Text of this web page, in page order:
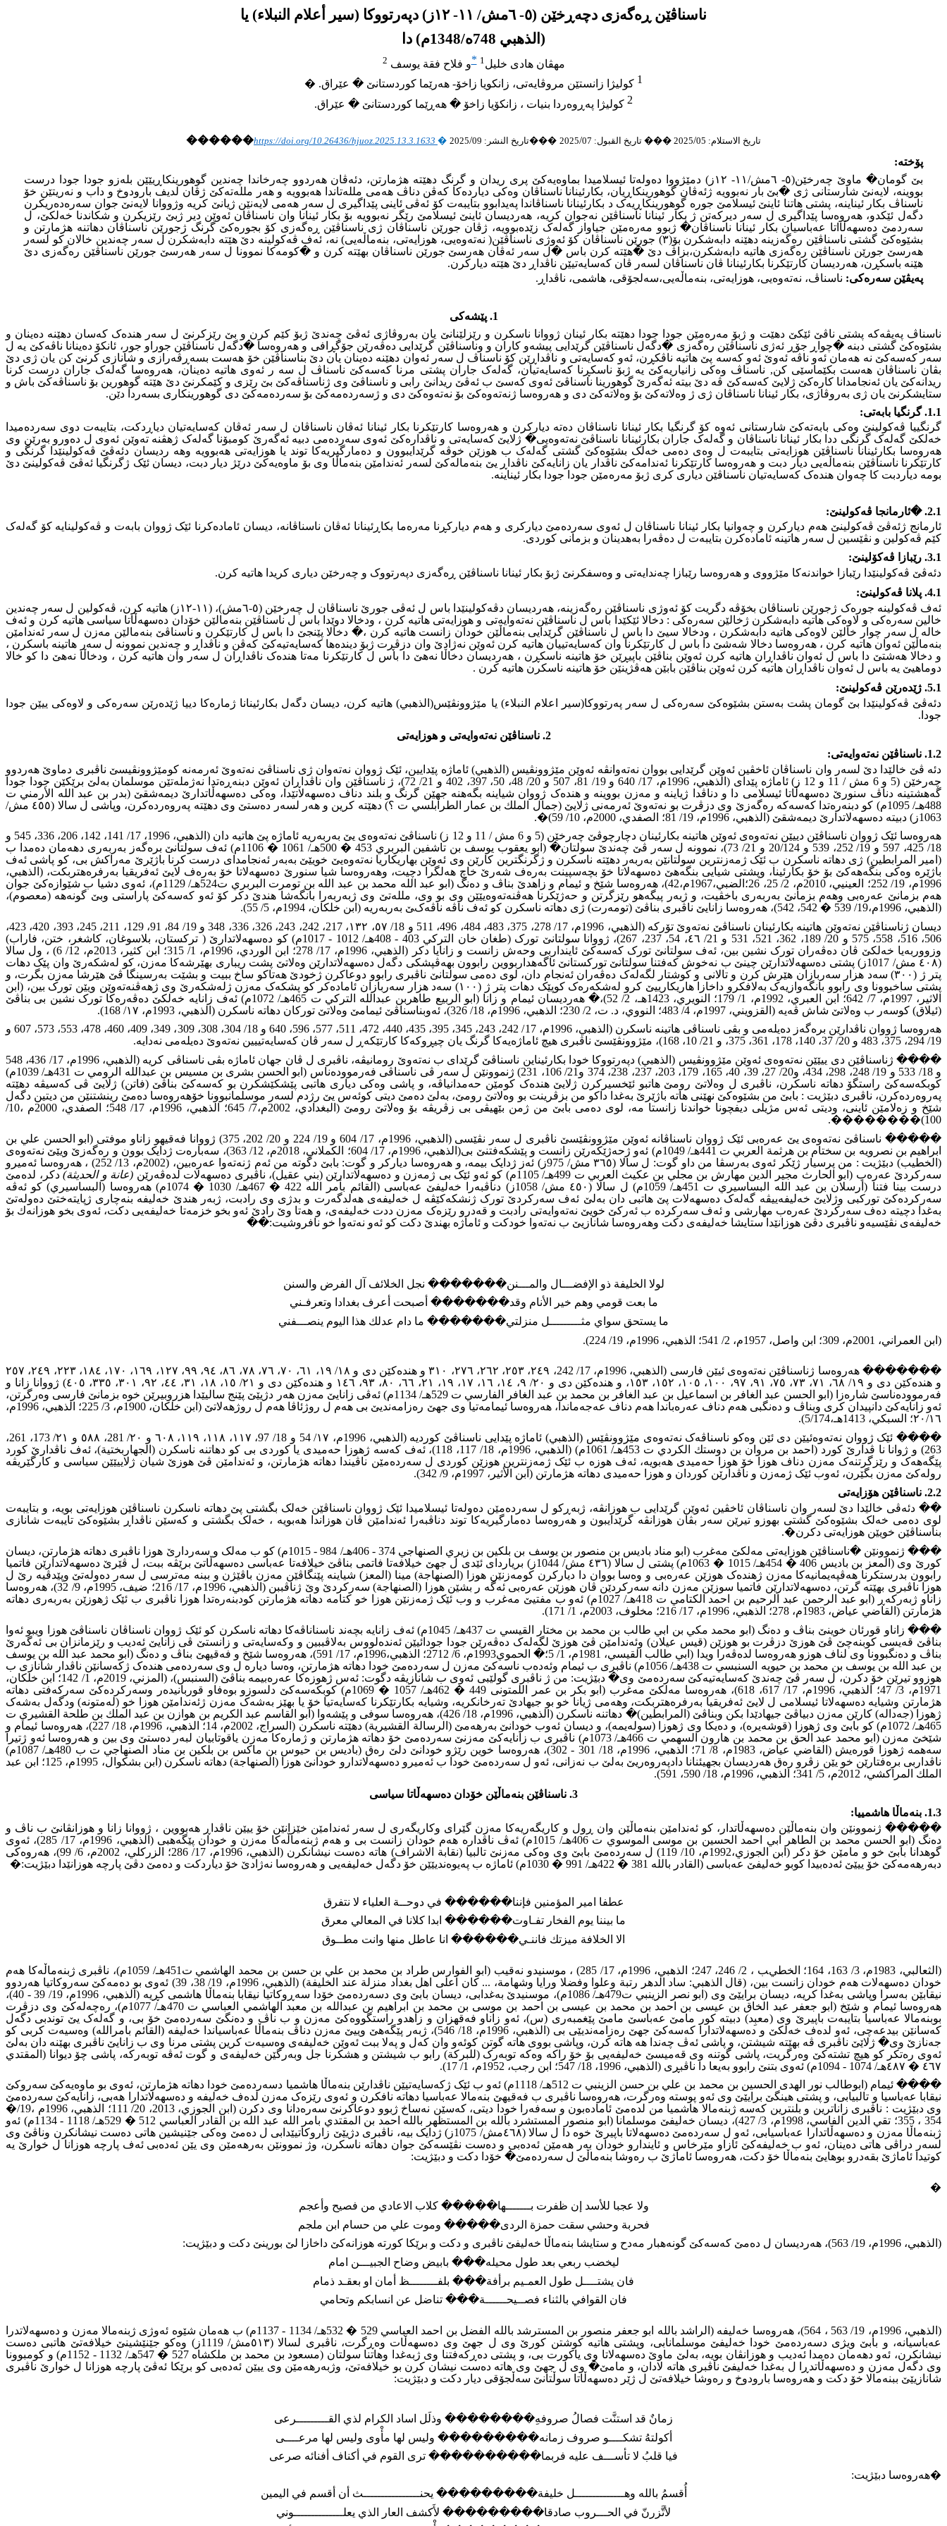
ناسناڤێن ڕەگەزى دچەڕخێن (٥- ٦مش/ ١١- ١٢ز) دپەرتووکا (سير أعلام النبلاء) یا
(الذهبي 748ه/1348م) دا
مهڤان هادى خلیل 1
*و فلاح فقة يوسف 2
1 کولیژا زانستێن مروڤایەتى، زانکویا زاخۆ- هەرێما کوردستانێ � عێراق.
�
2 کولیژا پەڕوەردا بنیات ، زانکۆیا زاخۆ � هەڕێما کوردستانێ � عێراق.
تاريخ الاستلام: 05
/
��� 2025 تاريخ القبول: 07
/
2025
���تاريخ النشر: 09
/
2025
�
https://doi.org/10.26436/hjuoz.2025.13.3.1633
������
پۆختە:
بێ گومان� ماوێ چەرخێن(٥- ٦مش/١١- ١٢ز) دمێژووا دەولەتا ئیسلامیدا بماوەیەکێ پرى ریدان و گرنگ دهێتە هژمارتن، دئەڤان هەردوو چەرخاندا چەندین گوهورینکاڕیێێن بلەزو جودا جودا درست
بووینە، لایەنێ شارستانى ژى �بێ بار نەبوویە ژئەڤان گوهورینکاڕیان، بکارئینانا ناسناڤان وەکى دیاردەکا کەڤن دناڤ هەمى مللەتاندا هەبوویە و هەر مللەتەکێ ژڤان لدیف بارودوخ و داب و نەریتێن خۆ
ناسناڤ بکار ئیناینە، پشتى هاتنا ئاینێ ئیسلامێ جورە گوهورینکاڕیەک د بکارئینانا ناسناڤاندا پەیدابوو بتایبەت کۆ ئەڤى ئاینى پێداگیرى ل سەر هەمى لایەنێن ژیانێ کریە وژووانا لایەنێ جوان سەرەدەریکرن
دگەل ئێکدو، هەروەسا پێداگیرى ل سەر دیرکەتن ژ بکار ئینانا ناسناڤێن نەجوان کریە، هەردیسان ئاینێ ئیسلامێ رێگر نەبوویە بۆ بکار ئینانا وان ناسناڤان ئەوێن دیر ژبێ رێزیکرن و شکاندنا خەلکێ، ل
سەردمێ دەسهەڵااتا عەباسیان بکار ئینانا ناسناڤان� ژبوو مەرەمێن جیاواز گەلەک زێدەبوویە، ژڤان جورێن ناسناڤان ژى ناسناڤێن ڕەگەزى کۆ بجورەکێ گرنگ ژجورێن ناسناڤان دهاتنە هژمارتن و
بشێوەکێ گشتى ناسناڤێن رەگەزینە دهێنە دابەشکرن بۆ(٣) جورێن ناسناڤان کۆ ئەوژى ناسناڤێن( نەتەوەیی، هوزایەتى، بنەماڵەیی) نە، ئەف ڤەکولینە دێ هێتە دابەشکرن ل سەر چەندین خالان کو لسەر
هەرسێ جورێن ناسناڤێن رەگەزى هاتیە دابەشکرن،بزاڤ دێ �هێتە کرن باس �ل سەر ئەڤان هەرسێ جورێن ناسناڤان بهێتە کرن و �کومەکا نموونا ل سەر هەرسێ جورێن ناسناڤێن رەگەزى دێ
هێنە باسکڕن، هەردیسان کارتێکرنا بکارئینانا ڤان ناسناڤان لسەر ڤان کەسایەتیێن ناڤداڕ دێ هێتە دیارکرن.
پەیڤێن سەرەکى: ناسناڤ، نەتەوەیی، هوزایەتى، بنەماڵەیی،سەلجۆقى، هاشمى، ناڤداڕ.
1. پێشەکى
ناسناڤ پەیڤەکە پشتى ناڤێ ئێکێ دهێت و ژبۆ مەرەمێن جودا جودا دهێتە بکار ئینان ژووانا ناسکرن و رێزلێنانێ یان بەروڤاژى ئەڤێ چەندێ ژبۆ کێم کرن و بێ رێزکرنێ ل سەر هندەک کەسان دهێنە دەینان و
بشێوەکێ گشتى دبنە �چواڕ جۆڕ ئەژى ناسناڤێن رەگەزى �دگەل ناسناڤێن گرێدایی پیشەو کاران و وناسناڤێن گرێدایى دەڤەرێن جۆگڕافى و هەروەسا �دگەل ناسناڤێن جوراو جور، ئانکۆ دەینانا ناڤەکێ یە ل
سەر کەسەکێ نە هەمان ئەو ناڤە ئەوێ ئەو کەسە پێ هاتیە ناڤکڕن، ئەو کەسایەتى و ناڤداڕێن کۆ ناسناڤ ل سەر ئەوان دهێنە دەینان یان دێ بناسناڤێن خۆ هەست بسەڕڤەرازى و شانازى کرنێ کن یان ژى دێ
بڤان ناسناڤان هەست بکێماسێى کن, ناسناڤ وەکى زانیاریەکێ یە ژبۆ ناسکڕنا کەسایەتیان، گەلەک جاران پشتى مرنا کەسەکێ ناسناڤ ل سە ر ئەوى هاتیە دەینان، هەروەسا گەلەک جاران درست کرنا
ریدانەکێ یان ئەنجامدانا کارەکێ ژلایێ کەسەکێ ڤە دێ بیتە ئەگەرێ گوهورینا ناسناڤێ ئەوى کەسێ ب ئەڤێ ریدانێ رابى و ناسناڤێ وى ژناسناڤەکێ بێ رێزى و کێمکرنێ دێ هێتە گوهورین بۆ ناسناڤەکێ باش و
ستایشکرنێ یان ژى بەروڤاژى، بکار ئینانا ناسناڤان ژى ژ وەلاتەکێ بۆ وەلاتەکێ دى و هەروەسا ژنەتەوەکێ بۆ نەتەوەکێ دى و ژسەردەمەکێ بۆ سەردەمەکێ دى گوهورینکارى بسەردا دێن.
1.1. گرنگیا بابەتى:
گرنگییا ڤەکولینێ وەکى بابەتەکێ شارستانى ئەوە کۆ گرنگیا بکار ئینانا ناسناڤان دەتە دیارکرن و هەروەسا کارتێکرنا بکار ئینانا ئەڤان ناسناڤان ل سەر ئەڤان کەسایەتیان دیاڕدکت، بتایبەت دوى سەردەمیدا
خەلکێ گەلەک گرنگى ددا بکار ئینانا ناسناڤان و گەلەک جاران بکارئینانا ناسناڤێ نەتەوەیی� ژلایێ کەسایەتى و ناڤدارەکێ ئەوى سەردەمى دبیە ئەگەرێ کومبۆنا گەلەک ژهڤنە تەوێن ئەوى ل دەورو بەرێن وى
هەروەسا بکارئینانا ناسناڤێن هوزایەتى بتایبەت ل وەى دەمى خەلک بشێوەکێ گشتى گەلەک ب هوزێن خوڤە گرێدایبوون و دەمارگیریەکا توند یا هوزایەتى هەبوویە وهە ردیسان دئەڤێ ڤەکولینێدا گرنگى و
کارتێکرنا ناسناڤێن بنەماڵەیی دیار دبت و هەروەسا کارتێکرنا ئەندامەکێ ناڤدار یان زانایەکێ ناڤداڕ یێ بنەمالەکێ لسەر ئەندامێن بنەماڵا وى بۆ ماوەیەکێ درێژ دیار دبت، دیسان ئێک ژگرنگیا ئەڤێ ڤەکولینێ دێ
بومە دیاردبت کا چەوان هندەک کەسایەتیان ناسناڤێن دیارى کرى ژبۆ مەرەمێن جودا جودا بکار ئیناینە.
2.1. �ئارمانجا ڤەکولینێ:
ئارمانج ژئەڤێ ڤەکولینێ هەم دیارکرن و چەوانیا بکار ئینانا ناسناڤان ل ئەوى سەردەمێ دیارکرى و هەم دیارکڕنا مەرەما بکاڕئینانا ئەڤان ناسناڤانە، دیسان ئامادەکرنا ئێک ژووان بابەت و ڤەکولینایە کۆ گەلەک
کێم ڤەکولین و نڤێسین ل سەر هاتینە ئامادەکرن بتایبەت ل دەڤەرا بەهدینان و بزمانی کوردى.
3.1. رێبازا ڤەکۆلینێ:
دئەڤێ ڤەکولینێدا رێبازا خواندنەکا مێژووى و هەروەسا رێبازا چەندایەتى و وەسفکرنێ ژبۆ بکار ئینانا ناسناڤێن ڕەگەزى دپەرتووک و چەرخێن دیارى کریدا هاتیە کرن.
4.1. پلانا ڤەکولینێ:
ئەف ڤەکولینە جورەک ژجورێن ناسناڤان بخۆڤە دگریت کۆ ئەوژى ناسناڤێن رەگەزینە، هەردیسان دڤەکولینێدا باس ل ئەڤى جورێ ناسناڤان ل چەرخێن (٥-٦مش)، (١١-١٢ز) هاتیە کرن، ڤەکولین ل سەر چەندین
خالین سەرەکى و لاوەکى هاتیە دابەشکرن ژخالێن سەرەکى : دخالا ئێکێدا باس ل ناسناڤێن نەتەوایەتى و هوزایەتى هاتیە کرن ، ودخالا دوێدا باس ل ناسناڤێن بنەمالێن خۆدان دەسهەڵاتا سیاسى هاتیە کرن و ئەف
خالە ل سەر چوار خالێن لاوەکى هاتیە دابەشکرن ، ودخالا سیێ دا باس ل ناسناڤێن گرێدایی بنەماڵێن خودان زانست هاتیە کرن ،� دخالا پێنجێ دا باس ل کارتێکرن و ناسناڤێ بنەمالێن مەزن ل سەر ئەندامێن
بنەماڵێن ئەوان هاتیە کرن ، هەروەسا دخالا شەشێ دا باس ل کارتێکرنا وان کەسایەتییان هاتیە کرن ئەوێن نەژادێ وان دزڤڕت ژبۆ دیندەها کەسایەتیەکێ کەڤن و ناڤداڕ و چەندین نموونە ل سەر هاتینە باسکرن ،
و دخالا هەشتێ دا باس ل ئەوان ناڤداڕان هاتیە کرن ئەوێن بناڤێن باپیڕێن خۆ هاتینە ناسکڕن ، هەردیسان دخاڵا نەهێ دا باس ل کارتێکرنا مەتا هندەک ناڤداڕان ل سەر وان هاتیە کرن ، ودخاڵا نەهێ دا کو خالا
دوماهیێ یە باس ل ئەوان ناڤداڕان هاتیە کرن ئەوێن بناڤێن بابێن هەڤژینێن خۆ هاتینە ناسکرن هاتیە کرن .
5.1. ژێدەرێن ڤەکولینێ:
دئەڤێ ڤەکولینێدا بێ گومان پشت بەستن بشێوەکێ سەرەکى ل سەر پەرتووکا(سير اعلام النبلاء) یا مێژوونڤێس(الذهبي) هاتیە کرن، دیسان دگەل بکارئینانا ژمارەکا دییا ژێدەرێن سەرەکى و لاوەکى ییێن جودا
جودا.
2. ناسناڤێن نەتەوایەتى و هوزایەتى
1.2. ناسناڤێن نەتەوایەتى:
دئه ڤێ خالێدا دێ لسەر وان ناسناڤان ئاخڤین ئەوێن گرێدایى بووان نەتەوانڤە ئەوێن مێژوونڤیس (الذهبي) ئاماژە پێدایین، ئێک ژووان نەتەوان ژى ناسناڤێ نەتەوێ ئەرمەنە کومێژوونڤیسێ ناڤبرى دماوێ هەردوو
چەرخێن (5 و 6 مش / 11 و 12 ز) ئاماژە پێداى (الذهبي، 1996م، 17/ 640 و 19/ 81، 507 و 20/ 48، 50، 397، 402 و 21/ 72)، ژ ناسناڤێن وان ناڤداڕان ئەوێن دبنەڕەتدا نەژملەتێن موسلمان بەلێ برێکێن جودا جودا
گەهشتینە دناڤ سنورێ دەسهەڵاتا ئیسلامى دا و دناڤدا ژیاینە و مەزن بووینە و هندەک ژووان شیاینە بگەهنە جهێن گرنگ و بلند دناف دەسهەلاتێدا، وەکى دەسهەڵاتدارێ دیمەشقێ (بدر بن عبد الله الأرمني ت
488هـ/ 1095م) کو دبنەرەتدا کەسەکە رەگەزێ وى دزڤرت بو نەتەوێ ئەرمەنى ژلایێ (جمال الملك بن عمار الطرابلسي ت ؟) دهێتە کرین و هەر لسەر دەستێ وى دهێتە پەروەردەکرن، وپاشى ل سالا (٤٥٥ مش/
1063ز) دبیتە دەسهەلاتدارێ دیمەشقێ (الذهبي، 1996م، 19/ 81؛ الصفدي، 2000م، 10/ 59)
.�
هەروەسا ئێک ژووان ناسناڤێن دییێن نەتەوەى ئەوێن هاتینە بکارئینان دچارچوڤێ چەرخێن (5 و 6 مش / 11 و 12 ز) ناسناڤێ نەتەوەى یێ بەربەریە ئاماژە پێ هاتیە دان (الذهبي، 1996، 17/ 141، 142، 206، 336، 545 و
18/ 425، 597 و 19/ 252، 539 و 20/124 و 21/ 73)، نموونە ل سەر ڤێ چەندێ سولتان� (ابو يعقوب يوسف بن تاشفين البربري 453 � 500هـ/ 1061 � 1106م) ئەف سولتانێ برەگەز بەربەرى دهەمان دەمدا ب
(امير المرابطين) ژى دهاتە ناسکرن ب ئێک ژمەزنترین سولتانێن بەربەر دهێتە ناسکرن و ژگرنگترین کارێن وى ئەوێن بهاریکاریا نەتەوەیێ خویێێ بەبەر ئەنجامدای درست کرنا باژێرێ مەراکش بى، کو پاشى ئەف
باژێرە وەکى بنگەهەکێ بۆ خۆ بکارئینا، وپشتى شیایى بنگەهێ دەسهەلاتا خۆ بچەسپینت بەرەف شەرێ خاچ هەلگرا دچیت، وهەروەسا شیا سنورێ دەسهەلاتا خۆ بەرەف لایێ ئەفریقیا بەرفرەهتربکت، (الذهبي،
1996م، 19/ 252؛ العينيي، 2010م، 2/ 25، 26؛الضبي،1967م،42)، هەروەسا شێخ و ئیمام و زاهدێ بناڤ و دەنگ (ابو عبد الله محمد بن عبد الله بن تومرت البربري ت524هـ/ 1129م)، ئەوى دشیا ب شێوازەکێ جوان
هەم بزمانێ عەرەبى وهەم بزمانێ بەربەرى باخڤیت، و ژبەر پیگەهو رێزگرتن و حەژێکرنا هەڤنەتەوەیێێن وى بو وى، مللەتێ وى ژبەربەرا بانگەشا هندێ دکر کۆ ئەو کەسەکێ پاراستی وبێ گونەهە (معصوم)،
(الذهبي، 1996م،19/ 539 � 542، 542)، هەروەسا زانایێ ناڤبرى بناڤێ (تومەرت) ژى دهاتە ناسکرن کو ئەف ناڤە ناڤەکێ بەربەریە (ابن خلكان، 1994م، 5/ 55)
.
دیسان ژناسناڤێن نەتەوێن هاتینە بکارئینان ناسناڤێ نەتەوێ تۆرکە (الذهبي، 1996م، 17/ 278، 375، 483، 484، 496، 511 و 18/ ٥٧، ١٣٢، 217، 242، 243، 326، 336، 348 و 19/ 84، 91، 129، 211، 245، 393، 420، 423،
506، 516، 558، 575 و 20/ 189، 362، 521، 531 و 21/ ٤٦، 54، 237، 267)، ژووانا سولتانێ تورک (طغان خان التركي 403 - 408هـ/ 1012 - 1017م) کو دەسهەلاتدارێ ( تركستان، بلاسوغان، كاشغر، ختن، فاراب)
وزووربەیا خەلکێ ڤان دەڤەران تورک نشین بین، ئەف سولتانێ تورک کەسەکێ ئاینداربى وحەش زانست و زانایا دکر (الذهبي، 1996م، 17/ 278؛ ابن الوردي، 1996م، 1/ 315؛ ابن كثير، 2013م، 12/ 6) ، ول سالا
(٤٠٨ مش/ 1017ز) پشتى دەسهەلاتدارێن چینێ ب نەخوش کەفتنا سولتانێ تورکستانێ ئاگەهداربووین رابوون بهەڤپشکى دگەل دەسهەلاتدارێن وەلاتێ پشت ریبارى بهێرشەکا مەزن، کو لەشکەرێ وان پێک دهات
پتر ژ (٣٠٠) سەد هزار سەربازان هێرش کرن و تالانى و کوشتار لگەلەک دەڤەران ئەنجام دان، لوى دەمى سولتانێ ناڤبرى رابوو دوعاکرن ژخودێ هەتاکو ساخ ببیت و بشێت بەرسینگا ڤێ هێرشا مەزن بگرت، و
پشتى ساخبوونا وى رابوو بانگەوازیەک بەلافکرو داخازا هاریکارییێ کرو لەشکەرەک کوپێک دهات پتر ژ (١٠٠) سەد هزار سەربازان ئامادەکر کو پشکەک مەزن ژلەشکەرێ وى ژهەڤنەتەوێن ویێن تورک بین، (ابن
الاثير، 1997م، 7/ 642؛ ابن العبري، 1992م، 1/ 179؛ النويري، 1423هـ، 2/ 52)،� هەردیسان ئیمام و زانا (ابو الربيع طاهربن عبدالله التركي ت 465هـ/ 1072م) ئەف زانایە خەلکێ دەڤەرەکا تورک نشین بى بناڤێ
(ئیلاق) کوسەر ب وەلاتێ شاش ڤەیە (القزويني، 1997م، 4/ 483؛ النووي، د. ت، 2/ 230؛ الذهبي، 1996م، 18/ 326)، ئەوبناسناڤێ ئیمامێ وەلاتێ تورکان دهاتە ناسکرن (الذهبي، 1993م، ١٧/ 168)
.
هەروەسا ژووان ناڤدارێن برەگەز دەیلەمى و بڤى ناسناڤى هاتینە ناسکرن (الذهبي، 1996م، 17/ 242، 243، 345، 395، 435، 440، 472، 511، 577، 596، 640 و 18/ 304، 308، 309، 349، 409، 460، 478، 553، 573، 607 و
19/ 294، 375، 483 و 20/ 37، 140، 178، 361، 375، و 21/ 10، 168)، مێژوونڤێسێ ناڤبرى هیچ ئاماژەیەکا گرنگ یان چیڕوکەکا کارتێکەڕ ل سەر ڤان کەسایەتییین نەتەوێ دەیلەمى نەدایە
.
���� ژناسناڤێن دى ییێێن نەتەوەى ئەوێن مێژوونڤیس (الذهبي) دپەرتووکا خودا بکارئیناین ناسناڤێ گرێداى ب نەتەوێ رومانیڤە، ناڤبرى ل ڤان جهان ئاماژە بڤى ناسناڤى کریە (الذهبي، 1996م، 17/ 436، 548
و 18/ 533 و 19/ 248، 298، 434، و20/ 27، 39، 40، 165، 179، 203، 237، 238، 374 و21/ 106، 231) ژنموونێن ل سەر ڤى ناسناڤى فەرموودەناس (ابو الحسن بشرى بن مسيس بن عبدالله الرومي ت 431هـ/ 1039م)
کوبکەسەکێ راستگۆ دهاتە ناسکرن، ناڤبرى ل وەلاتێ رومێ هاتبو ئێخسیرکرن ژلایێ هندەک کومێن حەمدانیاڤە، و پاشى وەکى دیارى هاتبى پێشکێشکرن بو کەسەکێ بناڤێ (فاتن) ژلایێ ڤى کەسیڤە دهێتە
پەروەردەکرن، ناڤبرى دبێژیت : بابێ من بشێوەکێ نهێنى هاتە باژێرێ بەغدا داکو من بزڤرینت بو وەلاتێ رومێ، بەلێ دەمێ دیتى کوئەس یێ رژدم لسەر موسلمانبوونا خۆهەروەسا دەمێ رینشتنێن من دیتین دگەل
شێخ و زەلامێن ئاینى، ودیتى ئەس مژیلى دیفچونا خواندنا زانستا مە، لوى دەمى بابێ من ژمن بێهیڤی بى زڤریڤە بۆ وەلاتێ رومێ (البغدادي، 2002م،7/ 645؛ الذهبي، 1996م، 17/ 548؛ الصفدي، 2000م ،10/
100)
.��������
����� ناسناڤێ نەتەوەى یێ عەرەبى ئێک ژووان ناسناڤانە ئەوێن مێژوونڤێسێ ناڤبرى ل سەر نڤێسى (الذهبي، 1996م، 17/ 604 و 19/ 224 و 20/ 202، 375) ژووانا فەقیهو زاناو موفتى (ابو الحسن علي بن
ابراهيم بن نصرويه بن سختام بن هرثمة العربي ت 441هـ/ 1049م) ئەو ژحەژێکەرێن زانست و پێشکەفتنێ بى(الذهبي، 1996م، 17/ 604؛ الكملاني، 2018م، 12/ 363)، سەبارەت ژدایک بوون و رەگەزێ ویێێ نەتەوەى
(الخطيب) دبێژیت : من پرسیار ژێکر ئەوى بەرسڤا من داو گوت: ل سالا (٣٦٥ مش/ 975ز) ئەز ژدایک بیمە، و هەروەسا دیارکر و گوت: بابێ دگوتە من ئەم ژنەتەوا عەرەبین، (2002م، 13/ 252) ، هەروەسا ئەمیرو
سەرکردێ عەرەب (ابو الحارث مجير الدين مهارش بن مجلي بن عكيث العربي ت 499هـ/ 1105م) کو ئەو ئێک بى ژمەزن و دەسهەلاتدارێن (بني عقيل)، ناڤبرى دەسهەلات لدەڤەرێن
(عانة و الحديثة)دکر، لدەمێ
درست بینا فتنا (أرسلان بن عبد الله البساسيري ت 451هـ/ 1059م) ل سالا (٤٥٠ مش/ 1058ز) دناڤبەرا خەلیفێ عەباسى (القائم بأمر الله 422 � 467هـ/ 1030 � 1074م) هەروەسا (البساسيري) کو ئەڤە
سەرکردەکێ تورکبى وژلایێ خەلیفەییڤە گەلەک دەسهەلات پێ هاتبى دان بەلێ ئەف سەرکردێ تورک ژنشکەکێڤە ل خەلیفەى هەلدگەرت و بدژى وى رادبت، ژبەر هندێ خەلیفە بنەچارى ژپایتەختێ دەولەتێ
بەغدا دچیتە دەف سەرکردێ عەرەب مهارشى و ئەف سەرکردە ب ئەرکێ خویێ نەتەوایەتى رادبت و قەدرو رێزەک مەزن ددت خەلیفەى، و هەتا وێ رادێ ئەو بخو خزمەتا خەلیفەیى دکت، ئەوى بخو هوزانەك بۆ
خەلیفەى نڤێسیەو ناڤبرى دڤێ هوزانێدا ستایشا خەلیفەى دکت وهەروەسا شانازیێ ب نەتەوا خودکت و ئاماژه بهندێ دکت کو ئەو نەتەوا خو نافروشیت:��
لولا الخليفة ذو الإفضـــال والمـــنن������� نجل الخلائف آل الفرض والسنن
ما بعت قومي وهم خير الأنام وقد������� أصبحت أعرف بغدادا وتعرفـني
ما يستحق سواي مثـــــــــل منزلتي������� ما دام عدلك هذا اليوم ينصـــفني
(ابن العمراني، 2001م، 309؛ ابن واصل، 1957م، 2/ 541؛ الذهبي، 1996م، 19/ 224).
������� هەروەسا ژناسناڤێن نەتەوەى ئیێن فارسى (الذهبي، 1996م، 17/ 242، ٢٤٩، ٢٥٣، ٢٦٢، ٢٧٦، ٣١٠ و هندەكێن دى و ١٨/ ١٩، ٦١، ٧٠، ٧٦، ٧٨، ٨٦، ٩٤، ٩٩، ١٢٧، ١٦٩، ١٧٠، ١٨٤، ٢٢٣، ٢٤٩، ٢٥٧
و هندەكێن دى و ١٩/ ٦٨، ٧١، ٧٣، ٧٥، ٩١، ٩٧، ١٠٠، ١٠٥، ١٥٢، ١٥٣، و هندەكێن دى و ٢٠/ ٩، ١٤، ١٦، ١٧، ١٩، ٢١، ٦٦، ٨٠، ٩٣، ١٤٦ و هندەكێن دى و ٢١/ ١٥، ١٨، ٣١، ٤٤، ٩٢، ٣٠١، ٣٣٥، ٤٠٥) ژووانا زانا و
فەرموودەناسێ شارەزا (ابو الحسن عبد الغافر بن اسماعيل بن عبد الغافر بن محمد بن عبد الغافر الفارسي ت 529هـ/ 1134م) ئەڤى زانایێ مەزن هەر دژیێێ پێنج سالیێدا هزروبیرێن خوە بزمانێ فارسى وەرگرتن،
ئەو زانایەکێ دانپیدان کری وبناڤ و دەنگبى هەم دناف عەرەباندا هەم دناف عەجەماندا، هەروەسا ئیمامەتیا وى جهێ رەزامەندیێ بى هەم ل روژئاڤا هەم ل روژهەلاتێ (ابن خلكان، 1900م، 3/ 225؛ الذهبي، 1996م،
٢٠/١٦؛ السبكي، 1413هـ،5/174)
.
���� ئێک ژووان نەتەوەئیێن دى ئێن وەکو ناسناڤەک نەتەوەى مێژوونڤێس (الذهبي) ئاماژە پێدایى ناسناڤێ کوردیە (الذهبي، 1996م، ١٧/ 54 و 18/ 97، ١١٧، ١١٨، ١١٩، ٦٠٨ و ٢٠/ 281، ٥٨٨ و ٢١/ 173، 261،
263) و ژوانا نا ڤدارێ کورد (احمد بن مروان بن دوستك الكردي ت 453هـ/ 1061م) (الذهبي، 1996م، 18/ 117، 118)، ئەف کەسە ژهوزا حەمیدى یا کوردى بى كو دهاتنە ناسکرن (الجهاربختية)، ئەف ناڤدارێ کورد
پێگەهەک و رێزگرتنەک مەزن دناف هوزا خۆ هوزا حەمیدى هەبویە، ئەف هوزە ب ئێک ژمەزنترین هوزێن کوردى ل سەردەمێن ناڤیندا دهاتە هژمارتن، و ئەندامێن ڤێ هوزێ شیان ژلاییێێن سیاسى و کارگێریڤە
رولەکێ مەزن بگێرن، ئەوب ئێک ژمەزن و ناڤدارێن کوردان و هوزا حەمیدى دهاتە هژمارتن (ابن الأثير، 1997م، 9/ 342)
.
2.2. ناسناڤێن هۆزایەتى
�� دئەڤى خالێدا دێ لسەر وان ناسناڤان ئاخڤین ئەوێن گرێدایى ب هوزانڤە، ژبەڕکو ل سەردەمێن دەولەتا ئیسلامیدا ئێک ژووان ناسناڤێن خەلک بگشتى پێ دهاتە ناسکرن ناسناڤێن هوزایەتى بویە، و بتایبەت
لوى دەمى خەلک بشێوەکێ گشتى بهوزو تیرێن سەر بڤان هوزانڤە گرێدایبون و هەروەسا دەمارگیریەکا توند دناڤبەرا ئەندامێن ڤان هوزاندا هەبویە ، خەلک بگشتى و کەسێن ناڤداڕ بشێوەکێ تایبەت شانازى
بناسناڤێن خویێن هوزایەتى دکرن.�
��� ژنموونێن �ناسناڤێن هوزایەتى مەلکێ مەغرب (ابو مناد باديس بن منصور بن يوسف بن بلكين بن زيري الصنهاجي 374 - 406هـ/ 984 - 1015م) کو ب مەلک و سەردارێ هوزا ناڤبرى دهاتە هژمارتن، دیسان
کورێ وى (المعز بن باديس 406 � 454هـ/ 1015 � 1063م) پشتى ل سالا (٤٣٦ مش/ 1044ز) بریارداى ئێدى ل جهێ خیلافەتا فاتمى بناڤێ خیلافەتا عەباسى دەسهەڵاتێ برێڤە ببت، ل ڤێرێ دەسهەلاتدارێن فاتمیا
رابوون بدرستکرنا هەڤپەیمانیەکا مەزن ژهندەک هوزێن عەرەبى و وەسا بووان دا دیارکرن کومەزنێن هوزا (الصنهاجة) مینا (المعز) شیاینە پێنگاڤێن مەزن باڤێژن و ببنە مەترسى ل سەر دەولەتێ وپێدڤیە رێ ل
هوزا ناڤبرى بهێتە گرتن، دەسهەلاتدارێن فاتمیا سوزێن مەزن دانە سەرکردێن ڤان هوزێن عەرەبى ئەگە ر بشێن هوزا (الصنهاجة) سەرکردێ وێ ژناڤببن (الذهبي، 1996م، 17/ 216؛ ضيف، 1995م، 9/ 32)، هەروەسا
زاناو ژبەرکەڕ (ابو عبد الرحمن عبد الرحيم بن احمد الكتامي ت 418هـ/ 1027م) ئەو ب مفتیێ مەغرب و وب ئێک ژمەزنێن هوزا خو کتامە دهاتە هژمارتن کودبنەرەتدا هوزا ناڤبرى ب ئێک ژهوزێن بەربەرى دهاتە
هژمارتن (القاضي عياض، 1983م، 278؛ الذهبي، 1996م، 17/ 216؛ مخلوف، 2003م، 1/ 171)
.
��� زاناو قورئان خوینێ بناڤ و دەنگ (ابو محمد مكي بن ابي طالب بن محمد بن مختار القيسي ت 437هـ/ 1045م) ئەف زانایە بچەند ناسناناڤەکا دهاتە ناسکرن کو ئێک ژووان ناسناڤان ناسناڤێ هوزا ویبو ئەوا
بناڤێ قەیسى کوبنەچێ ڤێ هوزێ دزڤرت بو هوزێن (قيس عيلان) وئەندامێن ڤێ هوزێ لگەلەک دەڤەرێن جودا جودائیێن ئەندەلووس بەلاڤببین و وکەسایەتى و زانستێ ڤى زانایێ ئەدیب و رێزمانزان بى ئەگەرێ
بناڤ و دەنگبوونا وى لناف هوزو هەروەسا لدەڤەرا ویدا (ابي طالب القيسي، 1981م، 1/ 5؛� الحموي1993م، 6/ 2712؛ الذهبي،1996م، 17/ 591)، هەروەسا شێخ و فەقیهێ بناڤ و دەنگ (ابو محمد عبد الله بن يوسف
بن عبد الله بن يوسف بن محمد بن حيويه السنبسي ت 438هـ/ 1056م) ناڤبرى ب ئیمام وئەدەب ناسەکێ مەزن ل سەردەمێ خودا دهاتە هژمارتن، وەسا دیارە ل وى سەردەمى هندەک ژکەسانێن ناڤدار شانازى ب
هوزوو تیرێن خۆ دکرن، ل سەر ڤێ چەندێ کەسایەتیەکێ سەردەمێ وى� دبێژیت: من ژ ناڤبرى گولێبى ئەوى ب شانازیڤە دگوت: ئەس ژهوزەکا عەرەبیمە بناڤێ (السنبس)، (المزني، 2019م، 1/ 142؛ ابن خلكان،
1971م، 3/ 47؛ الذهبي، 1996م، 17/ 617، 618)، هەروەسا مەلکێ مەغرب (ابو بكر بن عمر اللمتونی 449 � 462هـ/ 1057 � 1069م) کوبکەسەکێ دلسوزو بوەفاو قوربانیدەر وسەرکردەکێ سەرکەفتى دهاتە
هژمارتن وشیایە دەسهەلاتا ئیسلامى ل لایێ ئەفریقیا بەرفرەهتربکت، وهەمى ژیانا خو بو جیهادێ تەرخانکریە، وشیایە بکارتێکرنا کەسایەتیا خۆ یا بهێز بەشەک مەزن ژئەندامێن هوزا خو (لەمتونە) ودگەل بەشەک
ژهوزا (جەدالە) کارێن مەزن دبیاڤێ جیهادێدا بکن وبناڤێ (المرابطين)� دهاتنە ناسکرن (الذهبي، 1996م، 18/ 426)، هەروەسا سوفى و پێشەوا (ابو القاسم عبد الكريم بن هوازن بن عبد الملك بن طلحة القشيري ت
465هـ/ 1072م) کو بابێ وى ژهوزا (قوشەیرە)، و دەیکا وى ژهوزا (سولەيمە)، و دیسان ئەوب خودانێ بەرهەمێ (الرسالة القشيرية) دهێتە ناسکرن (السراج، 2002م، 14؛ الذهبي، 1996م، 18/ 227)، هەروەسا ئیمام و
شێخێ مەزن (ابو محمد عبد الحق بن محمد بن هارون السهمي ت 466هـ/ 1073م) ناڤبرى ب زانایەکێ مەزنێ سەردەمێ خۆ دهاتە هژمارتن و ژمارەکا مەزن یاقوتابیان لبەر دەستێ وى بین و هەروەسا ئەو ژتیرا
سەهمە ژهوزا قورەیش (القاضي عياض، 1983م، 8/ 71؛ الذهبي، 1996م، 18/ 301 - 302)، هەروەسا خوین رێژو خودانێ دلێ رەق (باديس بن حيوس بن ماكس بن بلكين بن مناد الصنهاجي ت ب 480هـ/ 1087م)
ناڤداربى برەفتارێن خو یێن زڤرو رەق هەردیسان بجهیئنانا دادپەروەریێ بەلێ ب نەزانى، ئەو ل سەردەمێ خودا ب ئەمیرو دەسهەلاتدارو خودانێ هوزا (الصنهاجة) دهاتە ناسکرن (ابن بشكوال، 1995م، 125؛ ابن عبد
الملك المراكشي، 2012م، 5/ 341؛ الذهبي، 1996م، 18/ 590، 591)
.
3. ناسناڤێن بنەماڵێن خۆدان دەسهەڵاتا سیاسى
1.3. بنەماڵا هاشمییا
:
����� ژنموونێن وان بنەماڵێن دەسهەڵاتدار، کو ئەندامێن بنەماڵێن وان ڕول و کاریگەریەکا مەزن گێراى وکاریگەرى ل سەر ئەندامێن خێزانێن خۆ ییێن ناڤداڕ هەبووین ، ژووانا زانا و هوزانڤانێ ب ناڤ و
دەنگ (ابو الحسن محمد بن الطاهر ابي احمد الحسين بن موسى الموسوي ت 406هـ/ 1015م) ئەڤ ناڤدارە هەم خودان زانست بى و هەم ژبنەماڵەکا مەزن و خودان پێگەهبى (الذهبي، 1996م، 17/ 285)، ئەوى
گوهدانا بابێ خو و مامێن خۆ دکر (ابن الجوزي،1992م، 10/ 119) ل سەردەمێ بابێ وى وەکى مەزنێ تالبیا (نقابة الاشراف) هاتە دەست نیشانکرن (الذهبي، 1996م، 17/ 286؛ الزركلي، 2002م، 6/ 99)، هەروەکى
دبەرهەمەکێ خۆ ییێێ ئەدەبیدا کوبو خەلیفێ عەباسى (القادر بالله 381 � 422هـ/ 991 � 1030م) ئاماژە ب پەیوەندیێێن خۆ دگەل خەلیفەیى و هەروەسا نەژادێ خۆ دیاردکت و دەمێ دڤێ پارچە هوزانێدا دبێژیت
:
�
عطفا امير المؤمنين فإننا������ في دوحــة العلياء لا نتفرق
ما بيننا يوم الفخار تفـاوت������ ابدا كلانا في المعالي معرق
الا الخلافة ميزتك فاننـي������ انا عاطل منها وانت مطــوق
(الثعالبي، 1983م، 3/ 163، 164؛ الخطيب ، 2/ 246، 247؛ الذهبي، 1996م، 17/ 285) ، موسنیدو نەقیب (ابو الفوارس طراد بن محمد بن علي بن حسن بن محمد الهاشمي ت451هـ/ 1059م)، ناڤبرى ژبنەماڵەکا هەم
خودان دەسهەلات هەم خودان زانست بین، (قال الذهبي: ساد الدهر رتبة وعلوا وفضلا ورايا وشهامة، ... كان اعلى اهل بغداد منزلة عند الخليفة) (الذهبي، 1996م، 19/ 38، 39) ئەوى بو دەمەکێ سەروکاتیا هەردوو
نیقابێن بەسرا وپاشى بەغدا کریە، دیسان برایێێ وى (ابو نصر الزينبي ت479هـ/ 1086م)، موسنیدێ بەغدابى، دیسان بابێ وى دسەردەمێ خۆدا سەڕوکاتیا نیقابا بنەماڵا هاشمى کڕیە (الذهبي، 1996م، 19/ 39 - 40)،
هەروەسا ئیمام و شێخ (ابو جعفر عبد الخاق بن عيسى بن احمد بن محمد بن عيسى بن احمد بن موسى بن محمد بن ابراهيم بن عبدالله بن معبد الهاشمي العباسي ت 470هـ/ 1077م)، رەچەلەکێ وى دزڤرت
بوبنەمالا عەباسیا بتایبەت باپیرێ وى (معبِد) دبیتە کور مامێ عەباسێ مامێ پێغمبەرى (س)، ئەو زاناو فەقهزان و زاهدو راستگووەکێ مەزن و ب ناڤ و دەنگێ سەردەمێ خۆ بى، و گەلەک یێ توندبى دگەل
کەسانێن بیدعەچى، ئەو لدەف خەلکێ و دەسهەلاتدارا کەسەکێ جهێ رەزامەندیێی بى (الذهبي، 1996م، 18/ 546)، ژبەر پێگەهێ وییێ مەزن دناڤ بنەماڵا عەباسیاندا خەلیفە (القائم بامرالله) وەسیەت کربى کو
جەنازێ وى� ژلاێێ ناڤبرى ڤە بهێتە شیشتن، و پاشى ئەڤ چەندا هە هاتە کرن، وپاشى بووى هاتە گوتن کوئەو وان کەل و پەلا ببت ئەوێن خەلیفەى وەسیەت کرین پشتى مرنا وى ب زانایێ ناڤبرى بهێنە دان بەلێ
ئەوى رەتکر کو هیچ تشتەکێ وەرگریت، پاشى گوتنە وى قەمیسێ خەلیفەیى بۆ خۆ راکە وەکە توبەرک (للبركة) رابو ب شیشتن و هشکرنا جل وبەرگێن خەلیفەى و گوت ئەڤە توبەرکە، پاشى چۆ دیوانا (المقتدي
٤٦٧ � ٤٨٧هـ/ 1074 - 1094م) ئەوى بتنێ رابوو بەیعا دا ناڤبڕى (الذهبي، 1996، 18/ 547؛ ابن رجب، 1952م، 1/ 17)
.
���� ئیمام (ابوطالب نور الهدى الحسين بن محمد بن علي بن حسن الزينبي ت 512هـ/ 1118م) ئەو ب ئێک ژکەسایەتیێن ناڤدارێن بنەماڵا هاشمیا دسەردەمێ خودا دهاتە هژمارتن، ئەوى بو ماوەیەکێ سەروکێ
نیقابا عەباسیا و تالبیابى، و پشتى هینگێ برایێێ وى ئەو پوستە وەرگرت، هەروەسا ناڤبرى ب فەقیهێ بنەمالا عەباسیا دهاتە نافکرن و ئەوى رێزەک مەزن لدەف خەلیفە و دەسهەلاتدارا هەبى، زانایەکێ سەردەمێ
وى دبێژیت : ناڤبرى زاناترین و بلنترین کەسە ژبنەمالا هاشمیا من لدەمێ ئامادەبون و سەفەرا خودا دیتى، کەسێن نەساخ ژبوو دوعاکرنێ سەرەدانا وى دکرن (ابن الجوزي، 2013، 20/ 111؛ الذهبي، 1996م ،19/�
354 ، 355؛ تقي الدين الفاسي، 1998م، 3/ 427)، دیسان خەلیفێ موسلمانا (ابو منصور المستشرد بالله بن المستظهر بالله احمد بن المقتدي بامر الله عبد الله بن القادر العباسي 512 � 529هـ/ 1118 - 1134م) ئەو
ژبنەماڵا مەزن و دەسهەڵاتدارا عەباسیابى، ئەو ل سەردەمێ دەسهەلاتا باپیرێ خوە دا ل سالا (٤٦٨مش/ 1075ز) ژدایک بیە، ناڤبرى دژیێێ زاروکاتیێدابى ل دەمێ وەکى جێنیشین هاتى دەست نیشانکرن وناڤێ وى
لسەر دراڤى هاتى دەینان، ئەو ب خەلیفەکێ ئازاو مێرخاس و ئایندارو خودان بەر هەمێن ئەدەبى و دەست نڤێسەکێ جوان دهاتە ناسکرن، وژ نموونێن بەرهەمێن وى یێن ئەدەبى ئەف پارچە هوزانا ل خوارێ یە
کوتیدا ئاماژێ بقەدرو بوهایێ بنەماڵا خۆ دکت، هەروەسا ئاماژێ ب رەوشا بنەماڵێ ل سەردەمێ� خۆدا دکت و دبێژیت:
�
ولا عجبا للأسد إن ظفرت بـــــــها����� كلاب الاعادي من فصيح وأعجم
فحربة وحشي سقت حمزة الردى����� وموت علي من حسام ابن ملجم
(الذهبي، 1996م، 19/ 563)، هەردیسان ل دەمێ کەسەکێ گونەهبار مەدح و ستایشا بنەماڵا خەلیفێ ناڤبرى و دکت و برێکا کورتە هوزانەکێ داخازا لێ بورینێ دکت و دبێژیت
:
ليخضب ربعي بعد طول محيله��� بابيض وضاح الجبيـــن امام
فان يشتــــل طول العمـيم برأفة��� بلفــــــــظ أمان او بعقـد ذمام
فان القوافي بالثناء فصــيحــــــة��� تناضل عن انسابكم وتحامي
(الذهبي، 1996م، 19/ 563 ، 564)، هەروەسا خەلیفە (الراشد بالله ابو جعفر منصور بن المسترشد بالله الفضل بن احمد العباسي 529 � 532هـ/ 1134 - 1137م) ب هەمان شێوە ئەوژى ژبنەمالا مەزن و دەسهەلاتدرا
عەباسیانە، و بابێ ویژى دسەردەمێ خودا خەلیفێ موسلمانابى، وپشتى هاتیە کوشتن کورێ وى ل جهێ وى دەسهەڵات وەڕگرت، ناڤبرى لسالا (٥١٣مش/ 1119ز) وەکو جێنێشینێ خیلافەتێ هاتبی دەست
نیشانکرن، ئەو دهەمان دەمدا ئەدیب و هوزانڤان بویە، بەلێ ماوێ دەسهەلاتا وى یاکورت بى، و پشتى دەڕکەفتنا وى ژبەغدا وهاتنا سولتان (مسعود بن محمد بن ملكشاه 527 � 547هـ/ 1132 - 1152م) و کومبوونا
وى دگەل مەزن و دەسهەڵاتدڕا ل بەغدا خەلیفێ ناڤبرى هاتە لادان، و مامێ� وى ل جهێ وى هاتە دەست نیشان کرن بو خیلافەتێ، وژبەرهەمێن وى ییێن ئەدەبى کو برێکا ئەڤێ پارچە هوزانا ل خوارێ ناڤبرى
شانازیێێ ببنەمالا خۆ دکت و هەروەسا بارودوخ و رەوشا خیلافەتێ ل ژێر دەسهەڵاتا سوڵتانێ سەڵجۆقى دیار دکت و دبێژیت:
زمانٌ قد استنَّت فصالُ صروفهِ�������� وذلَل اساد الكرام لذي القـــــــــرعى
أكولتهُ تشكــــو صروف زمانه��������� وليس لها مأْوى وليس لها مرعــــى
فيا قلبُ لا تأســـف عليه فربما���������� ترى القوم في أكناف أفنائه صرعى
�هەروەسا دبێژیت:
أُقسمُ بالله وهــــــــــــــل خليفة��������� يحنــــــــــــــــث أن أقسم في اليمين
لأتَّزرنّ في الحـــروب صادقا��������� لأَكشف العار الذي يعلــــــــــــــوني